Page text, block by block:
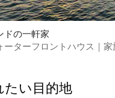
ドの一軒家
ーターフロントハウス｜家
た⁠い目⁠的⁠地